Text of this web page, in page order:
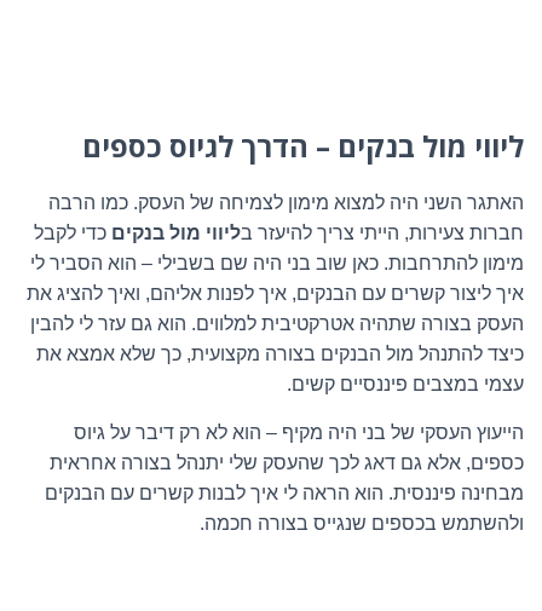
ליווי מול בנקים – הדרך לגיוס כספים
האתגר השני היה למצוא מימון לצמיחה של העסק. כמו הרבה
חברות צעירות, הייתי צריך להיעזר בליווי מול בנקים כדי לקבל
מימון להתרחבות. כאן שוב בני היה שם בשבילי – הוא הסביר לי
איך ליצור קשרים עם הבנקים, איך לפנות אליהם, ואיך להציג את
העסק בצורה שתהיה אטרקטיבית למלווים. הוא גם עזר לי להבין
כיצד להתנהל מול הבנקים בצורה מקצועית, כך שלא אמצא את
עצמי במצבים פיננסיים קשים.
הייעוץ העסקי של בני היה מקיף – הוא לא רק דיבר על גיוס
כספים, אלא גם דאג לכך שהעסק שלי יתנהל בצורה אחראית
מבחינה פיננסית. הוא הראה לי איך לבנות קשרים עם הבנקים
ולהשתמש בכספים שנגייס בצורה חכמה.